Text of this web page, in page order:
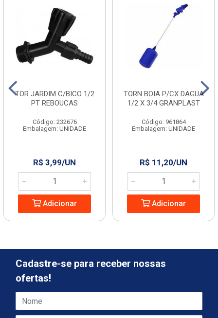
TOR JARDIM C/BICO 1/2
PT REBOUCAS
Código: 232676
Embalagem: UNIDADE
R$ 3,99/UN
Adicionar
TORN BOIA P/CX DAGUA
1/2 X 3/4 GRANPLAST
Código: 961864
Embalagem: UNIDADE
R$ 11,20/UN
Adicionar
Cadastre-se para receber nossas
ofertas!